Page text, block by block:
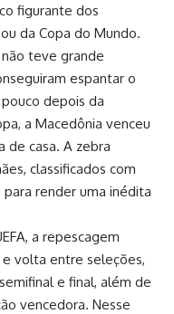
figurante dos
da Copa do Mundo.
teve grande
espantar o
pouco depois da
a Macedônia venceu
de casa. A zebra
classificados com
para render uma inédita
a repescagem
volta entre seleções,
e final, além de
vencedora. Nesse